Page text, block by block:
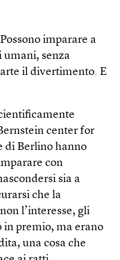
imparare a
umani, senza
il divertimento. E
center for
di Berlino hanno
con
sia a
che la
l’interesse, gli
in premio, ma erano
una cosa che